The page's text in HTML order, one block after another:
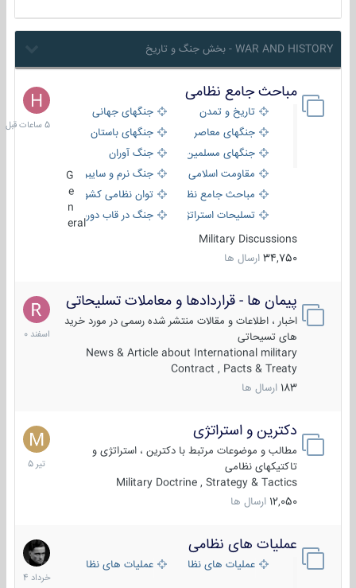
WAR AND HISTORY - بخش جنگ و تاریخ
مباحث جامع نظامی
تاریخ و تمدن
جنگهای جهانی
جنگهای معاصر
جنگهای باستان
جنگهای مسلمین
جنگ آوران
مقاومت اسلامی
جنگ نرم و سایبری
مباحث جامع نظامی
توان نظامی کشورها
تسلیحات استراتژیک
جنگ در قاب دوربین
eral
Military Discussions
34,750 ارسال ها
5
ساعات
قبل
پیمان ها - قراردادها و معاملات تسلیحاتی
اخبار ، اطلاعات و مقالات منتشر شده رسمی در مورد خرید
های تسیحاتی
News & Article about International military
Contract , Pacts & Treaty
183 ارسال ها
7
اسفند
1400
دکترین و استراتژی
مطالب و موضوعات مرتبط با دکترین ، استراتژی و
تاکتیکهای نظامی
Military Doctrine , Strategy & Tactics
12,050 ارسال ها
27
تیر
1405
عملیات های نظامی
عملیات های نظامی ایرانعملیات های نظامی خارجی
5
خرداد
1404